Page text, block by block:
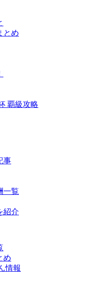
とめ
覇級攻略
事
一覧
紹介
め
情報